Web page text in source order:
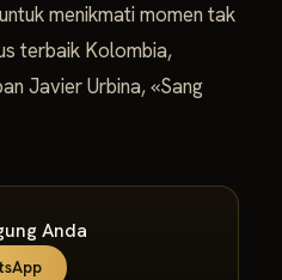
menikmati momen tak
terbaik Kolombia,
Javier Urbina, «Sang
Anda